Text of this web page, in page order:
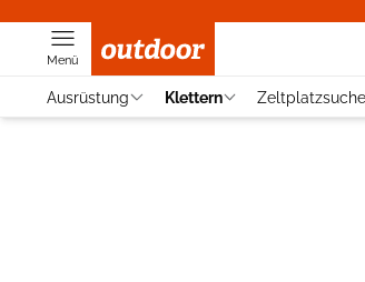
Menü
Ausrüstung Klettern Zeltplatzsuche